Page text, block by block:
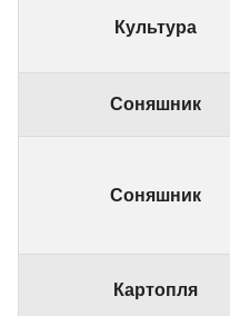
Культура
Соняшник
Соняшник
Картопля